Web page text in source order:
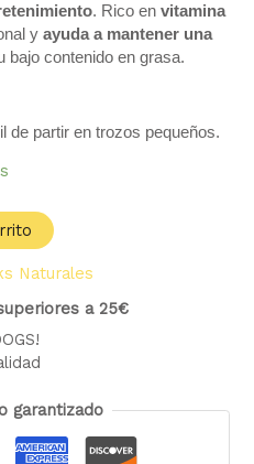
. Rico envitamina
yayuda a mantener una
bajo contenido en grasa.
de partir en trozos pequeños.
Naturales
a 25€
garantizado